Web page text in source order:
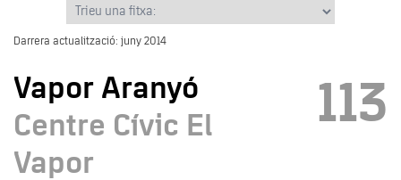
Darrera actualització: juny 2014
113
Vapor Aranyó
Centre Cívic El
Vapor